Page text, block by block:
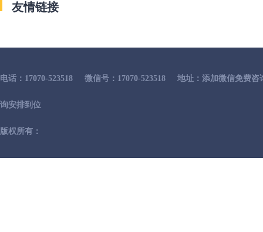
友情链接
电话：17070-523518 微信号：17070-523518 地址：添加微信免费
询安排到位
版权所有：